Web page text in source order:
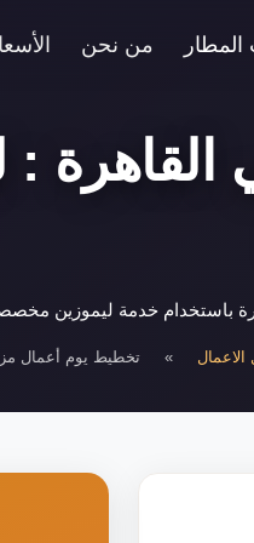
من نحن
:
باستخدام خدمة ليموزين
الاعمال » تخطيط يوم أعمال